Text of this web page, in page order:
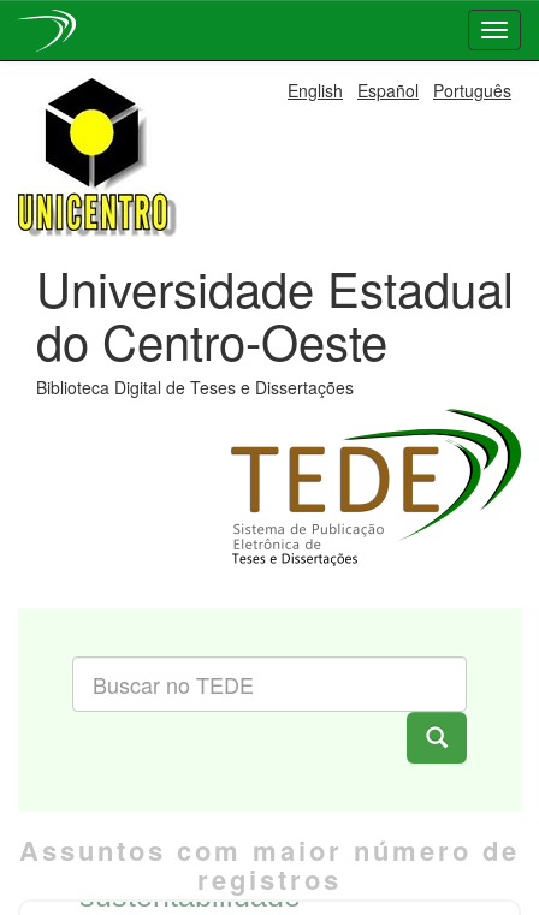
navigation
English Español Português
Universidade Estadual
do Centro-Oeste
Biblioteca Digital de Teses e Dissertações
Assuntos com maior número de
registros
sustentabilidade